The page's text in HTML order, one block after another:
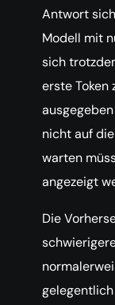
Antwort
Modell mit
sich
erste Token
nicht auf
warten
angezeigt
Die